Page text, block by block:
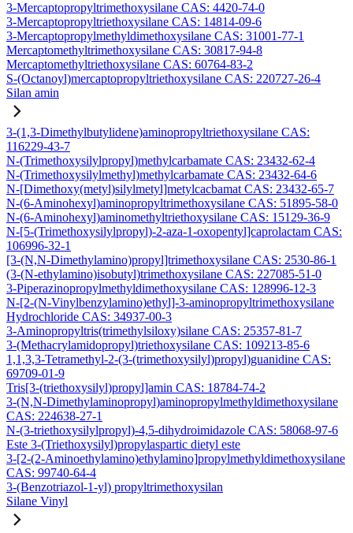
3-Mercaptopropyltrimethoxysilane CAS: 4420-74-0
3-Mercaptopropyltriethoxysilane CAS: 14814-09-6
3-Mercaptopropylmethyldimethoxysilane CAS: 31001-77-1
Mercaptomethyltrimethoxysilane CAS: 30817-94-8
Mercaptomethyltriethoxysilane CAS: 60764-83-2
S-(Octanoyl)mercaptopropyltriethoxysilane CAS: 220727-26-4
Silan amin
3-(1,3-Dimethylbutylidene)aminopropyltriethoxysilane CAS:
116229-43-7
N-(Trimethoxysilylpropyl)methylcarbamate CAS: 23432-62-4
N-(Trimethoxysilylmethyl)methylcarbamate CAS: 23432-64-6
N-[Dimethoxy(metyl)silylmetyl]metylcacbamat CAS: 23432-65-7
N-(6-Aminohexyl)aminopropyltrimethoxysilane CAS: 51895-58-0
N-(6-Aminohexyl)aminomethyltriethoxysilane CAS: 15129-36-9
N-[5-(Trimethoxysilylpropyl)-2-aza-1-oxopentyl]caprolactam CAS:
106996-32-1
[3-(N,N-Dimethylamino)propyl]trimethoxysilane CAS: 2530-86-1
(3-(N-ethylamino)isobutyl)trimethoxysilane CAS: 227085-51-0
3-Piperazinopropylmethyldimethoxysilane CAS: 128996-12-3
N-[2-(N-Vinylbenzylamino)ethyl]-3-aminopropyltrimethoxysilane
Hydrochloride CAS: 34937-00-3
3-Aminopropyltris(trimethylsiloxy)silane CAS: 25357-81-7
3-(Methacrylamidopropyl)triethoxysilane CAS: 109213-85-6
1,1,3,3-Tetramethyl-2-(3-(trimethoxysilyl)propyl)guanidine CAS:
69709-01-9
Tris[3-(triethoxysilyl)propyl]amin CAS: 18784-74-2
3-(N,N-Dimethylaminopropyl)aminopropylmethyldimethoxysilane
CAS: 224638-27-1
N-(3-triethoxysilylpropyl)-4,5-dihydroimidazole CAS: 58068-97-6
Este 3-(Triethoxysilyl)propylaspartic dietyl este
3-[2-(2-Aminoethylamino)ethylamino]propylmethyldimethoxysilane
CAS: 99740-64-4
3-(Benzotriazol-1-yl) propyltrimethoxysilan
Silane Vinyl